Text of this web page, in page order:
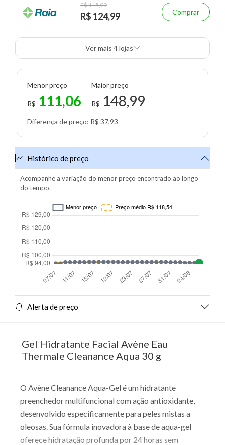
R$ 145,99
R$ 124,99 Comprar
Ver mais 4 lojas
Menor preço
R$ 111,06
Maior preço
R$ 148,99
Diferença de preço: R$ 37,93
Histórico de preço
Acompanhe a variação do menor preço encontrado ao longo
do tempo.
Alerta de preço
Gel Hidratante Facial Avène Eau
Thermale Cleanance Aqua 30 g
O Avène Cleanance Aqua-Gel é um hidratante
preenchedor multifuncional com ação antioxidante,
desenvolvido especificamente para peles mistas a
oleosas. Sua fórmula inovadora à base de aqua-gel
oferece hidratação profunda por 24 horas sem